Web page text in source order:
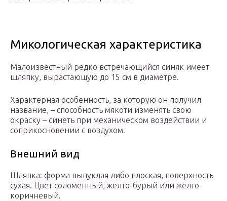
Микологическая характеристика
Малоизвестный редко встречающийся синяк имеет
шляпку, вырастающую до 15 см в диаметре.
Характерная особенность, за которую он получил
название, – способность мякоти изменять свою
окраску – синеть при механическом воздействии и
соприкосновении с воздухом.
Внешний вид
Шляпка: форма выпуклая либо плоская, поверхность
сухая. Цвет соломенный, желто-бурый или желто-
коричневый.